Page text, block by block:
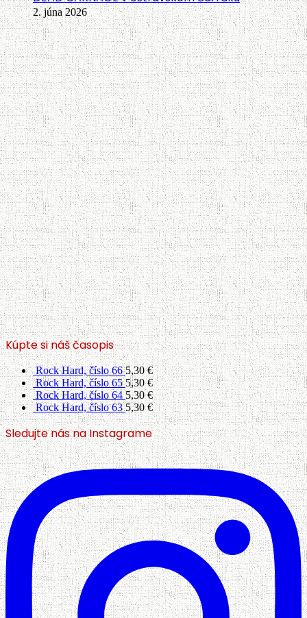
2. júna 2026
Kúpte si náš časopis
Rock Hard, číslo 66 5,30€
Rock Hard, číslo 65 5,30€
Rock Hard, číslo 64 5,30€
Rock Hard, číslo 63 5,30€
Sledujte nás na Instagrame